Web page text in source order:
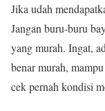
Jika udah
Jangan buru-buru
yang murah. Ingat,
benar murah,
cek pernah kondisi